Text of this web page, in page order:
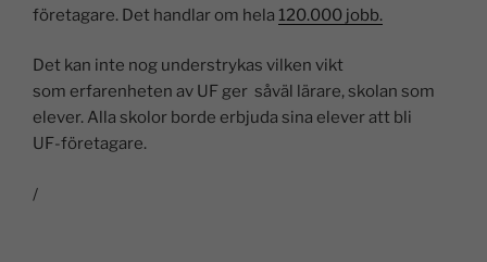
företagare. Det handlar om hela 120.000 jobb.
Det kan inte nog understrykas vilken vikt
som erfarenheten av UF ger såväl lärare, skolan som
elever. Alla skolor borde erbjuda sina elever att bli
UF-företagare.
/